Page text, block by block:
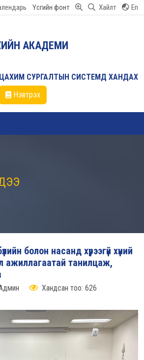
Үсгийн фонт Хайлт En
АКАДЕМИ
ЦАХИМ СУРГАЛТЫН СИСТЕМД ХАНДАХ
Нэвтрэх
болон насанд хүрээгүй хүний
ажиллагаатай танилцаж,
Хандсан тоо: 626